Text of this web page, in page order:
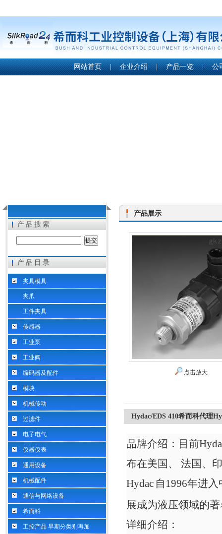
希而科工业控制设备（上海）有限公司
网站首页 | 企业介绍 | 产品一览 | 公
产品搜索
产品目录
夹具模具
夹爪
工件夹具
传感器
工业泵
工业阀
编码器及配件
模块
机械传动
过滤件
电子电气
仪器仪表
通用设备
机械配件
通信与网络设备
希而科
工控产品 早期分类别再加
产品展示
点击放大
Hydac/EDS 410希而科代理
品牌介绍 ： 目前
布在美国、 法国、
Hydac 自 1996年进
展成为液压领域的
详细介绍：